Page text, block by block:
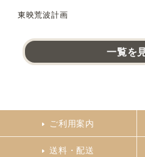
東映荒波計画
一覧を
ご利用案内
送料・配送